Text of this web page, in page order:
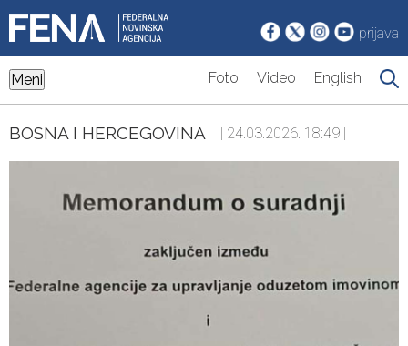
prijava
Meni Foto Video English
BOSNA I HERCEGOVINA | 24.03.2026. 18:49 |